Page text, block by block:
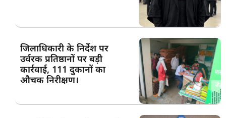
जिलाधिकारी के निर्देश पर
उर्वरक प्रतिष्ठानों पर बड़ी
कार्रवाई, 111 दुकानों का
औचक निरीक्षण।